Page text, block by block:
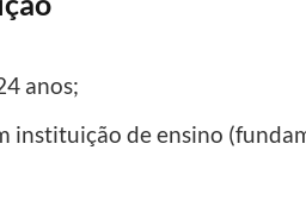
anos;
instituição de ensino